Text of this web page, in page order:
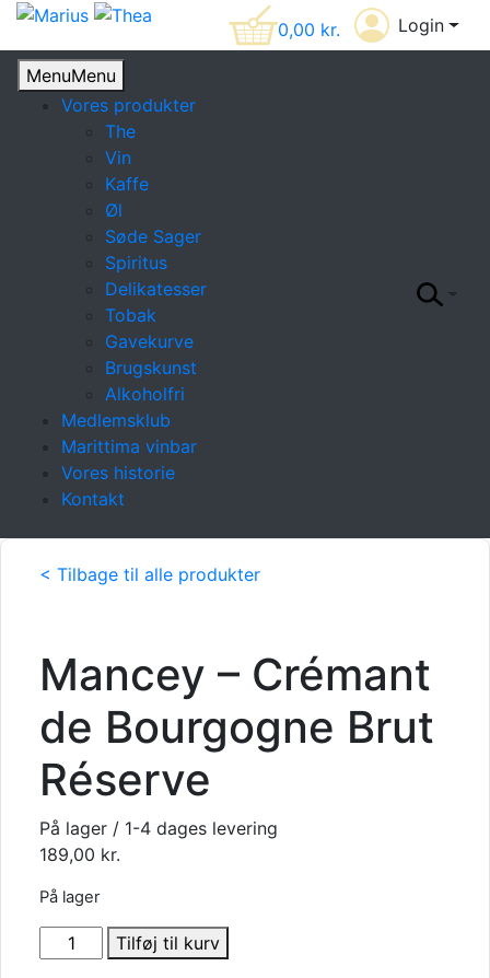
0,00 kr. Login
MenuMenu
Vores produkter
The
Vin
Kaffe
Øl
Søde Sager
Spiritus
Delikatesser
Tobak
Gavekurve
Brugskunst
Alkoholfri
Medlemsklub
Marittima vinbar
Vores historie
Kontakt
< Tilbage til alle produkter
Mancey – Crémant
de Bourgogne Brut
Réserve
På lager / 1-4 dages levering
189,00 kr.
På lager
Mancey
-
Tilføj til kurv